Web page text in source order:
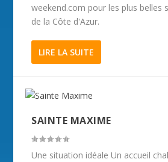
weekend.com pour les plus belles
de la Côte d'Azur.
LIRE LA SUITE
SAINTE MAXIME
Une situation idéale Un accueil